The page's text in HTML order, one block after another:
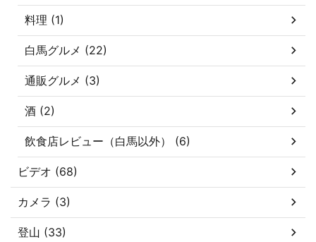
料理 (1)
白馬グルメ (22)
通販グルメ (3)
酒 (2)
飲食店レビュー（白馬以外） (6)
ビデオ (68)
カメラ (3)
登山 (33)